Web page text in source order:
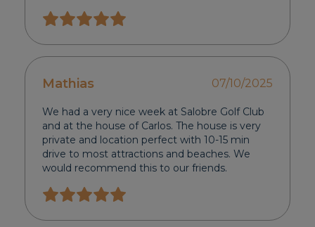
Mathias 07/10/2025
We had a very nice week at Salobre Golf Club
and at the house of Carlos. The house is very
private and location perfect with 10-15 min
drive to most attractions and beaches. We
would recommend this to our friends.